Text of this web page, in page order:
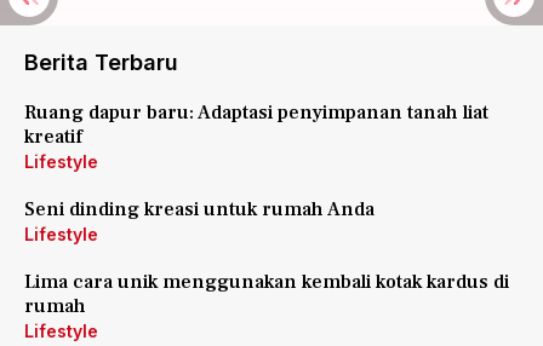
Berita Terbaru
Ruang dapur baru: Adaptasi penyimpanan tanah liat
kreatif
Lifestyle
Seni dinding kreasi untuk rumah Anda
Lifestyle
Lima cara unik menggunakan kembali kotak kardus di
rumah
Lifestyle